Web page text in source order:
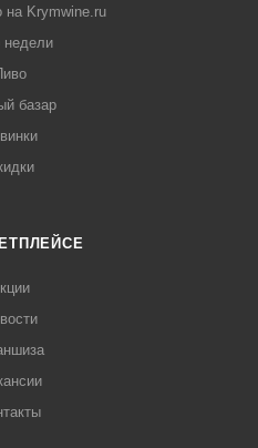
на Krymwine.ru
недели
базар